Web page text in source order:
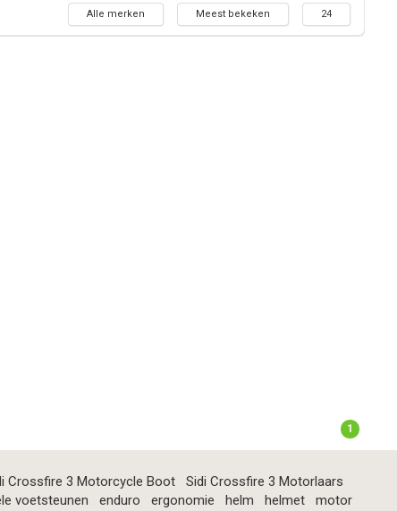
Alle merken Meest bekeken 24
1
Crossfire 3 Motorcycle Boot
Sidi Crossfire 3 Motorlaars
voetsteunen enduro ergonomie helm helmet
motor